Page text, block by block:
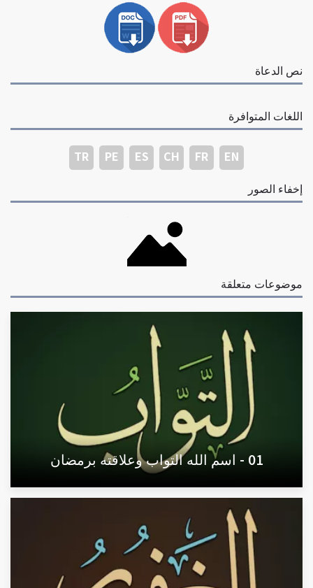
نص الدعاة
اللغات المتوافرة
EN
FR
CH
ES
PE
TR
إخفاء الصور
موضوعات متعلقة
01 - اسم الله التواب وعلاقته برمضان